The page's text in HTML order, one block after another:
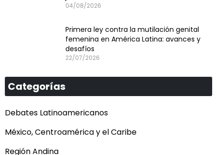
04/08/2026
Primera ley contra la mutilación genital
femenina en América Latina: avances y
desafíos
22/07/2026
Categorías
Debates Latinoamericanos
México, Centroamérica y el Caribe
Región Andina